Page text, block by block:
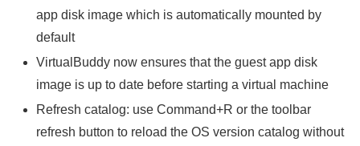
app disk image which is automatically mounted by
default
VirtualBuddy now ensures that the guest app disk
image is up to date before starting a virtual machine
Refresh catalog: use Command+R or the toolbar
refresh button to reload the OS version catalog without